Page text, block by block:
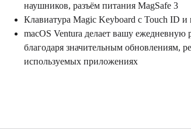
наушников, разъём питания MagSafe 3
Клавиатура Magic Keyboard c Touch ID и
macOS Ventura делает вашу ежедневную
благодаря значительным обновлениям,
используемых приложениях